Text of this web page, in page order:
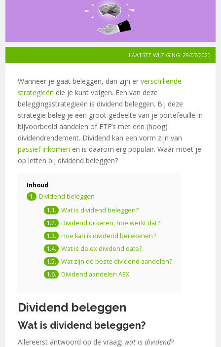
LAATSTE WIJZIGING: 29/07/2023
Wanneer je gaat beleggen, dan zijn erverschillende
strategieën die je kunt volgen. Een van deze
beleggingsstrategieën is dividend beleggen. Bij deze
strategie beleg je een groot gedeelte van je portefeuille in
bijvoorbeeld aandelen of ETF’s met een (hoog)
dividendrendement. Dividend kan een vorm zijn van
passief inkomen en is daarom erg populair. Waar moet je
op letten bij dividend beleggen?
Inhoud
Dividend beleggen
Wat is dividend beleggen?
Dividend uitkeren, hoe werkt dat?
Hoe kan ik dividend berekenen?
Wat is de ex dividend date?
Wat zijn de beste dividend aandelen?
Dividend aandelen AEX
Dividend beleggen
Wat is dividend beleggen?
Allereerst antwoord op de vraag:wat is dividend?